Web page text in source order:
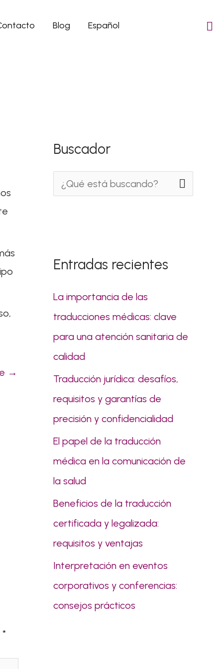
Blog Español
→
*
Buscador
a
r
Entradas recientes
La importancia de las
traducciones médicas: clave
para una atención sanitaria de
calidad
Traducción jurídica: desafíos,
requisitos y garantías de
precisión y confidencialidad
El papel de la traducción
médica en la comunicación de
la salud
Beneficios de la traducción
certificada y legalizada:
requisitos y ventajas
Interpretación en eventos
corporativos y conferencias:
consejos prácticos